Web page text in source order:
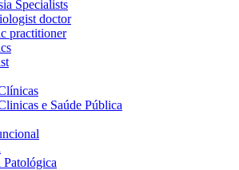
Specialists
doctor
practitioner
e Saúde Pública